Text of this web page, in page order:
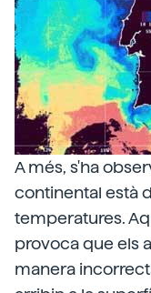
A més, s'ha
continental està
temperatures.
provoca que els
manera